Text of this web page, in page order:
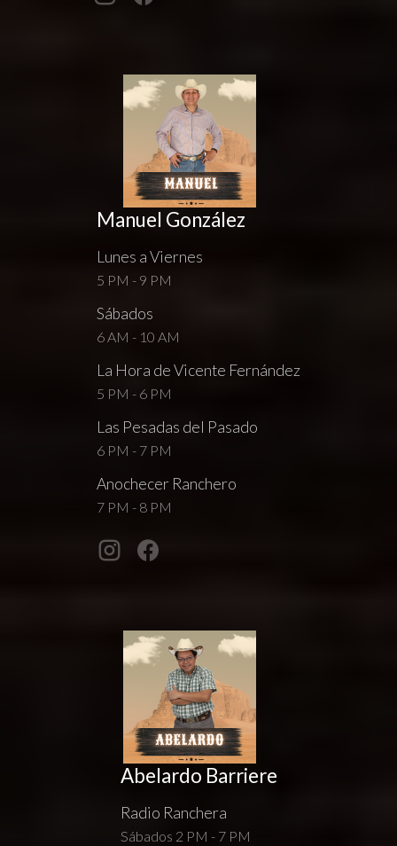
Manuel González
Lunes a Viernes
5 PM - 9 PM
Sábados
6 AM - 10 AM
La Hora de Vicente Fernández
5 PM - 6 PM
Las Pesadas del Pasado
6 PM - 7 PM
Anochecer Ranchero
7 PM - 8 PM
Abelardo Barriere
Radio Ranchera
Sábados 2 PM - 7 PM